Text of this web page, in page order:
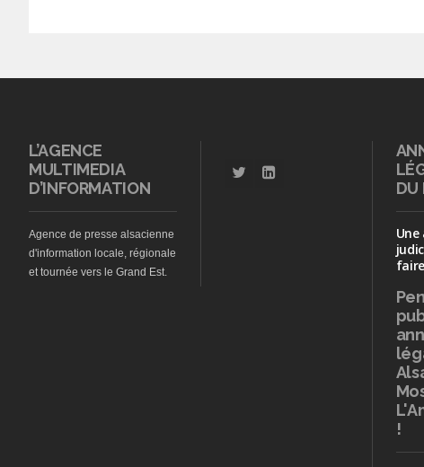
L’AGENCE
MULTIMEDIA
D’INFORMATION
Agence de presse alsacienne
d'information locale, régionale
et tournée vers le Grand Est.
DU
Une
!